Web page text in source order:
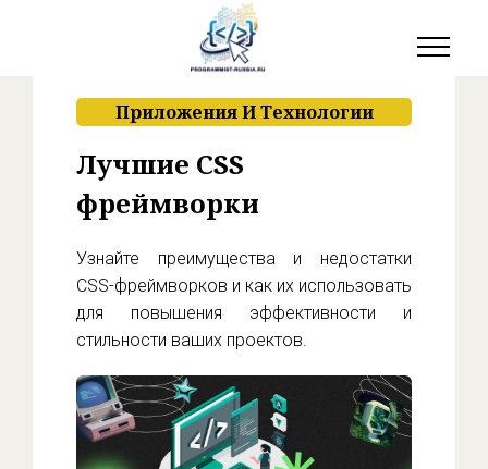
Приложения И Технологии
Лучшие CSS
фреймворки
Узнайте преимущества и недостатки
CSS-фреймворков и как их использовать
для повышения эффективности и
стильности ваших проектов.